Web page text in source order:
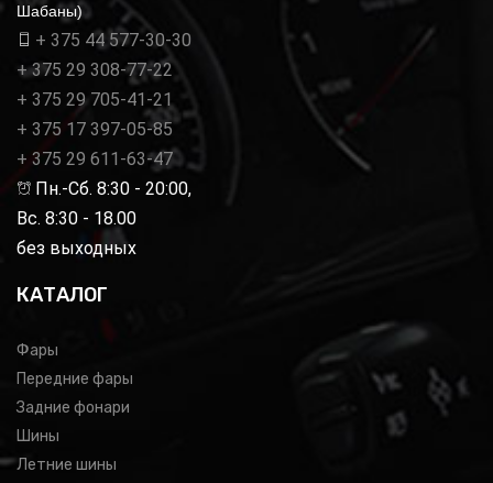
Шабаны)
+ 375 44 577-30-30
+ 375 29 308-77-22
+ 375 29 705-41-21
+ 375 17 397-05-85
+ 375 29 611-63-47
Пн.-Сб. 8:30 - 20:00,
Вс. 8:30 - 18.00
без выходных
КАТАЛОГ
Фары
Передние фары
Задние фонари
Шины
Летние шины